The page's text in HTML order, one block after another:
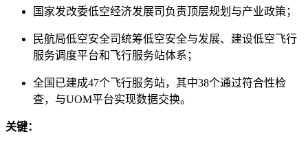
国家发改委低空经济发展司负责顶层规划与产业政策；
民航局低空安全司统筹低空安全与发展、建设低空飞行
服务调度平台和飞行服务站体系；
全国已建成47个飞行服务站，其中38个通过符合性检
查，与UOM平台实现数据交换。
关键：